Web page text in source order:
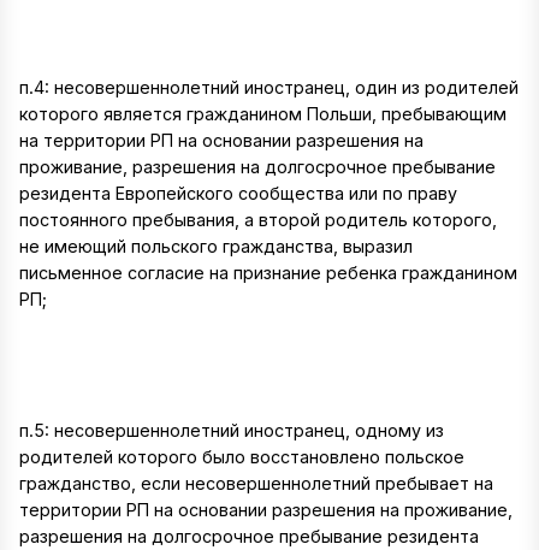
п.4: несовершеннолетний иностранец, один из родителей
которого является гражданином Польши, пребывающим
на территории РП на основании разрешения на
проживание, разрешения на долгосрочное пребывание
резидента Европейского сообщества или по праву
постоянного пребывания, а второй родитель которого,
не имеющий польского гражданства, выразил
письменное согласие на признание ребенка гражданином
РП;
п.5: несовершеннолетний иностранец, одному из
родителей которого было восстановлено польское
гражданство, если несовершеннолетний пребывает на
территории РП на основании разрешения на проживание,
разрешения на долгосрочное пребывание резидента